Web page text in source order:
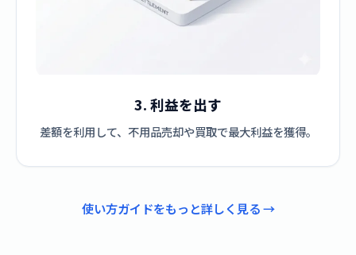
3. 利益を出す
差額を利用して、不用品売却や買取で最大利益を獲得。
使い方ガイドをもっと詳しく見る →